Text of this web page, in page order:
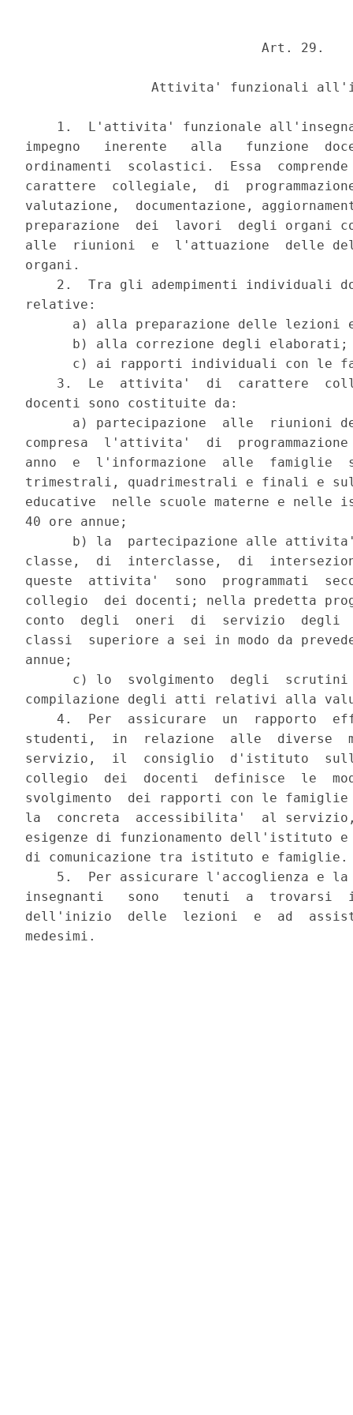
                              Art. 29.
Attivita' funzionali
1.  L'attivita' funzionale
impegno   inerente   alla   funzione
ordinamenti  scolastici.  Essa
carattere  collegiale,  di
valutazione,  documentazione,
preparazione  dei  lavori  degli organi
alle  riunioni  e  l'attuazione  delle
organi.
2.  Tra gli adempimenti individuali
relative:
a) alla preparazione delle lezioni
      b) alla correzione degli elaborati;
c) ai rapporti individuali con le
3.  Le  attivita'  di  carattere
docenti sono costituite da:
a) partecipazione  alle  riunioni
compresa  l'attivita'  di
anno  e  l'informazione  alle
trimestrali, quadrimestrali e finali e
educative  nelle scuole materne e
40 ore annue;
b) la  partecipazione alle
classe,  di  interclasse,  di
queste  attivita'  sono  programmati
collegio  dei docenti; nella predetta
conto  degli  oneri  di  servizio  degli
classi  superiore a sei in modo da
annue;
c) lo  svolgimento  degli
compilazione degli atti relativi alla
4.  Per  assicurare  un  rapporto
studenti,  in  relazione  alle  diverse
servizio,  il  consiglio  d'istituto  sulla
collegio  dei  docenti  definisce  le
svolgimento  dei rapporti con le
la  concreta  accessibilita'  al servizio,
esigenze di funzionamento dell'istituto e
di comunicazione tra istituto e famiglie.
5.  Per assicurare l'accoglienza e
insegnanti   sono   tenuti  a  trovarsi
dell'inizio  delle  lezioni  e  ad